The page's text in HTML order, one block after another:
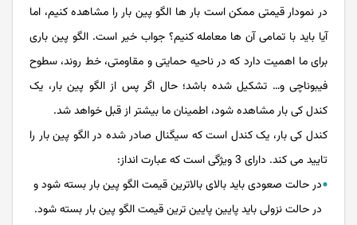
در نمودار قیمتی ممکن است بار ها الگو پین بار را مشاهده کنیم، اما
آیا باید با تمامی آن ها معامله کنیم؟ جواب خیر است. الگو پین باری
برای ما اهمیت دارد که در ناحیه حمایتی و مقاومتی، خط روند، سطوح
فیبوناچی و… تشکیل شده باشد؛ حال اگر پس از الگو پین بار، یک
کندل کی بار مشاهده شود، اطمینان ما بیشتر از قبل خواهد شد.
کندل کی بار، یک کندل است که سیگنال صادر شده در الگو پین بار را
تایید می کند. دارای 3 ویژگی است که عبارت انداز:
در حالت صعودی باید بالای بالاترین قیمت الگو پین بار بسته شود و
در حالت نزولی باید پایین پایین ترین قیمت الگو پین بار بسته شود.